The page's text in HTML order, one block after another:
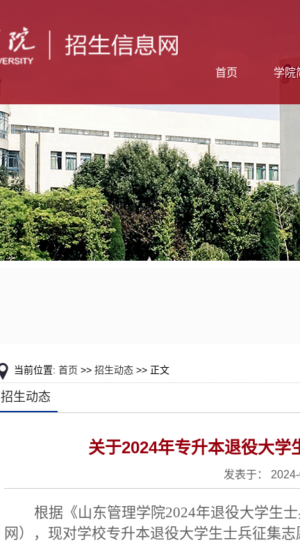
首页 学院
当前位置: 首页 >> 招生动态 >> 正文
招生动态
关于2024年专升本退役大学
发表于： 2024-
根据《山东管理学院2024年退役大学生
网），现对学校专升本退役大学生士兵征集志